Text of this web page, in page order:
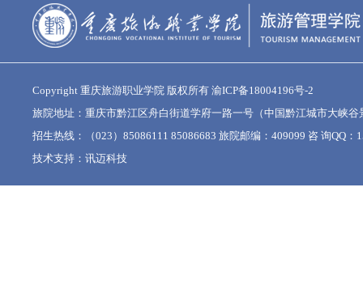
Copyright 重庆旅游职业学院 版权所有 渝ICP备18004196号-2
旅院地址：重庆市黔江区舟白街道学府一路一号（中国黔江城市大峡谷
招生热线：（023）85086111 85086683 旅院邮编：409099 咨 询QQ：
技术支持： 讯迈科技